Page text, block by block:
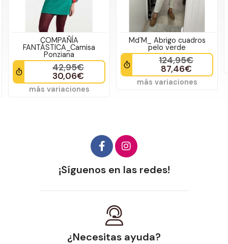
COMPAÑÍA
FANTÁSTICA_Camisa
Ponziana
42,95€
30,06€
más variaciones
Md´M_ Abrigo cuadros
pelo verde
124,95€
87,46€
más variaciones
¡Síguenos en las redes!
¿Necesitas ayuda?